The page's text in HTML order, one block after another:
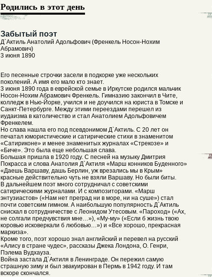
Родились в этот день
Забытый поэт
Д`Актиль Анатолий Адольфович (Френкель Носон-Нохим
Абрамович)
3 июня 1890
Его песенные строчки засели в подкорке уже нескольких
поколений. А имя его мало кто знает.
3 июня 1890 года в еврейской семье в Иркутске родился мальчик
Носон-Нохим Абрамович Френкель. Гимназию закончил в Чите,
колледж в Нью-Йорке, учился и не доучился на юриста в Томске и
Санкт-Петербурге. Между этими переездами перешел из
иудаизма в католичество и стал Анатолием Адольфовичем
Френкелем.
Но слава нашла его под псевдонимом Д`Актиль. С 20 лет он
печатал юмористические и сатирические стихи в знаменитом
«Сатириконе» и менее знаменитых журналах «Стрекозе» и
«Биче». Это была еще небольшая слава.
Большая пришла в 1920 году. С песней на музыку Дмитрия
Покрасса и слова Анатолия Д`Актиля «Марш конников Буденного»
«Даешь Варшаву, дашь Берлин, уж врезались мы в Крым»
красные действительно чуть не взяли Варшаву. Но были биты.
В дальнейшем поэт много сотрудничал с советскими
сатирическими журналами. И с композиторами. «Марш
энтузиастов» («Нам нет преград ни в море, ни на суше») стал
почти советским гимном. А наибольшую популярность Д`Актиль
снискал в сотрудничестве с Леонидом Утесовым. «Пароход» («Ах,
не солгали предчувствия мне…»), «Му-му» («Если б жизнь твою
коровью исковеркали б любовью…») и «Все хорошо, прекрасная
маркиза».
Кроме того, поэт хорошо знал английский и перевел на русский
«Алису в стране чудес», рассказы Джека Лондона, О. Генри,
Пэлема Вудхауза.
Война застала Д`Актиля в Ленинграде. Он пережил самую
страшную зиму и был эвакуирован в Пермь в 1942 году. И там
вскоре скончался.